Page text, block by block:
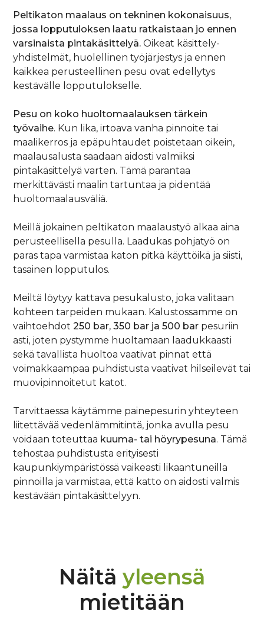
Peltikaton maalaus on tekninen kokonaisuus,
jossa lopputuloksen laatu ratkaistaan jo ennen
varsinaista pintakäsittelyä. Oikeat käsittely-
yhdistelmät, huolellinen työjärjestys ja ennen
kaikkea perusteellinen pesu ovat edellytys
kestävälle lopputulokselle.
Pesu on koko huoltomaalauksen tärkein
työvaihe. Kun lika, irtoava vanha pinnoite tai
maalikerros ja epäpuhtaudet poistetaan oikein,
maalausalusta saadaan aidosti valmiiksi
pintakäsittelyä varten. Tämä parantaa
merkittävästi maalin tartuntaa ja pidentää
huoltomaalausväliä.
Meillä jokainen peltikaton maalaustyö alkaa aina
perusteellisella pesulla. Laadukas pohjatyö on
paras tapa varmistaa katon pitkä käyttöikä ja siisti,
tasainen lopputulos.
Meiltä löytyy kattava pesukalusto, joka valitaan
kohteen tarpeiden mukaan. Kalustossamme on
vaihtoehdot250 bar, 350 bar ja 500 bar pesuriin
asti, joten pystymme huoltamaan laadukkaasti
sekä tavallista huoltoa vaativat pinnat että
voimakkaampaa puhdistusta vaativat hilseilevät tai
muovipinnoitetut katot.
Tarvittaessa käytämme painepesurin yhteyteen
liitettävää vedenlämmitintä, jonka avulla pesu
voidaan toteuttaa kuuma- tai höyrypesuna. Tämä
tehostaa puhdistusta erityisesti
kaupunkiympäristössä vaikeasti likaantuneilla
pinnoilla ja varmistaa, että katto on aidosti valmis
kestävään pintakäsittelyyn.
Näitä yleensä
mietitään